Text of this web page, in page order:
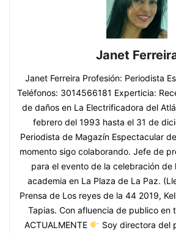
Janet
Janet Ferreira Profesión: Periodista
Teléfonos: 3014566181 Experticia:
de daños en La Electrificadora del
febrero del 1993 hasta el 31 de
Periodista de Magazín Espectacular
momento sigo colaborando. Jefe de
para el evento de la celebración de
academia en La Plaza de La Paz.
Prensa de Los reyes de la 44 2019,
Tapias. Con afluencia de publico en
ACTUALMENTE
Soy directora del